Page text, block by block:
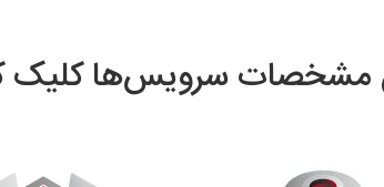
مشخصات سرویس‌ها کلیک